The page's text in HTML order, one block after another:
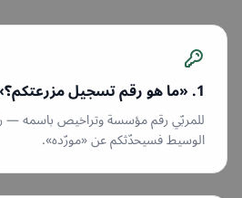
1. «ما هو رقم تسجيل مزرعتكم؟»
الوسيط فسيحدّثكم عن «مورّده».